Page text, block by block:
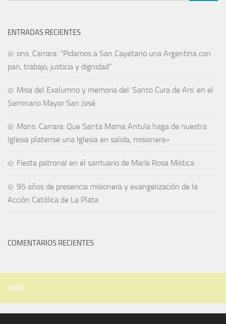
ENTRADAS RECIENTES
ons. Carrara: “Pidamos a San Cayetano una Argentina con
pan, trabajo, justicia y dignidad”
Misa del Exalumno y memoria del ‘Santo Cura de Ars’ en el
Seminario Mayor San José
Mons. Carrara: Que Santa Mama Antula haga de nuestra
Iglesia platense una Iglesia en salida, misionera»
Fiesta patronal en el santuario de María Rosa Mística
95 años de presencia misionera y evangelización de la
Acción Católica de La Plata
COMENTARIOS RECIENTES
MÁS